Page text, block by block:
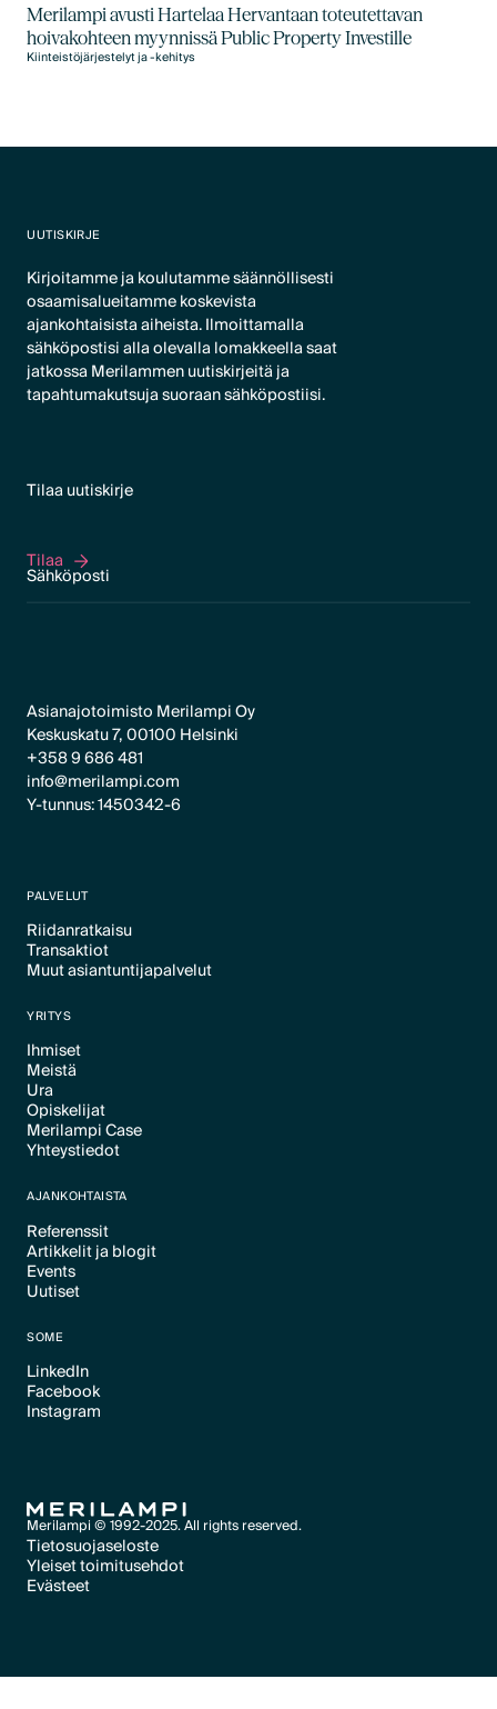
Merilampi avusti Hartelaa Hervantaan toteutettavan
hoivakohteen myynnissä Public Property Investille
Kiinteistöjärjestelyt ja -kehitys
UUTISKIRJE
Kirjoitamme ja koulutamme säännöllisesti
osaamisalueitamme koskevista
ajankohtaisista aiheista. Ilmoittamalla
sähköpostisi alla olevalla lomakkeella saat
jatkossa Merilammen uutiskirjeitä ja
tapahtumakutsuja suoraan sähköpostiisi.
Tilaa uutiskirje
Tilaa
Tilaa
Asianajotoimisto Merilampi Oy
Keskuskatu 7, 00100 Helsinki
+358 9 686 481
info@merilampi.com
Y-tunnus: 1450342-6
PALVELUT
Riidanratkaisu
Text Link
Transaktiot
Text Link
Muut asiantuntijapalvelut
YRITYS
Ihmiset
Text Link
Meistä
Text Link
Ura
Text Link
Opiskelijat
Text Link
Merilampi Case
Text Link
Yhteystiedot
AJANKOHTAISTA
Referenssit
Text Link
Artikkelit ja blogit
Text Link
Events
Text Link
Uutiset
SOME
LinkedIn
Text Link
Facebook
Text Link
Instagram
Merilampi © 1992-2025. All rights reserved.
Tietosuojaseloste
Text Link
Yleiset toimitusehdot
Text Link
Evästeet